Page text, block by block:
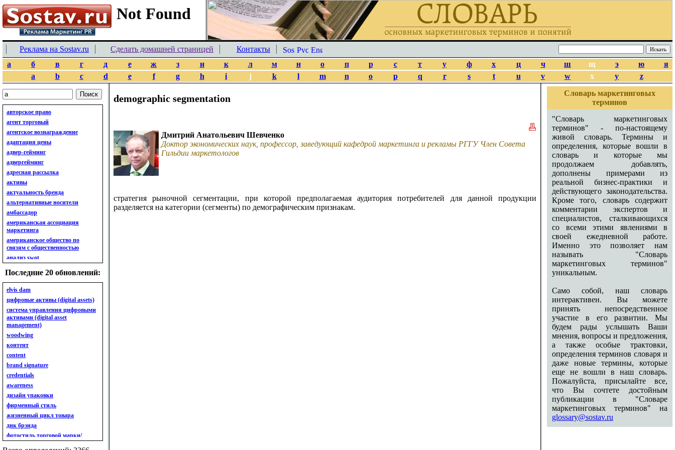
Реклама на Sostav.ru Сделать домашней страницей
Контакты
а
б в г д е ж з и к л м н о п р с т у ф х ц ч ш щ э ю
я
a
b c d e f g h i j k l m n o p q r s t u v w x y z
авторское право
агент торговый
агентское вознаграждение
адаптация цены
адвер-гейминг
адвергейминг
адресная рассылка
активы
актуальность бренда
альтернативные носители
амбассадор
американская ассоциация
маркетинга
американское общество по
связям с общественностью
анализ swot
анализ бизнес-портфеля
анализ имиджа
анализ кластерный
анализ конкурентов
анализ кросс-культурных
особенностей
анализ мак кинси «7s»
анализ макросистемы
анализ маркетинговый
анализ рынка
анализ ситуационный
анализ экспертный
индивидуальный
анкета
ассортимент
ассортимент товарный.
планирование товарного
ассортимента
ассортимент. глубина
Последние 20 обновлений:
elvis dam
цифровые активы (digital assets)
система управления цифровыми
активами (digital asset
management)
woodwing
контент
content
brand signature
credentials
awareness
дизайн упаковки
фирменный стиль
жизненный цикл товара
днк брэнда
фотостиль торговой марки/
линейки продукции
demographic segmentation
Дмитрий Анатольевич Шевченко
Доктор экономических наук, профессор, заведующий кафедрой маркетинга и рекламы РГГУ Член Совета
Гильдии маркетологов
стратегия рыночной сегментации, при которой предполагаемая аудитория потребителей для данной продукции
разделяется на категории (сегменты) по демографическим признакам.
Словарь маркетинговых
терминов
"Словарь маркетинговых
терминов" - по-настоящему
живой словарь. Термины и
определения, которые вошли в
словарь и которые мы
продолжаем добавлять,
дополнены примерами из
реальной бизнес-практики и
действующего законодательства.
Кроме того, словарь содержит
комментарии экспертов и
специалистов, сталкивающихся
со всеми этими явлениями в
своей ежедневной работе.
Именно это позволяет нам
называть "Словарь
маркетинговых терминов"
уникальным.
Само собой, наш словарь
интерактивен. Вы можете
принять непосредственное
участие в его развитии. Мы
будем рады услышать Ваши
мнения, вопросы и предложения,
а также особые трактовки,
определения терминов словаря и
даже новые термины, которые
еще не вошли в наш словарь.
Пожалуйста, присылайте все,
что Вы сочтете достойным
публикации в "Словаре
маркетинговых терминов" на
glossary@sostav.ru